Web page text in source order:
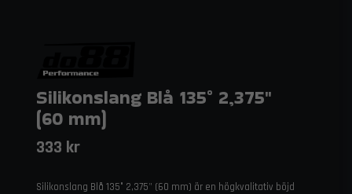
Silikonslang Blå 135° 2,375"
(60 mm)
333 kr
Silikonslang Blå 135° 2,375" (60 mm) är en högkvalitativ böjd